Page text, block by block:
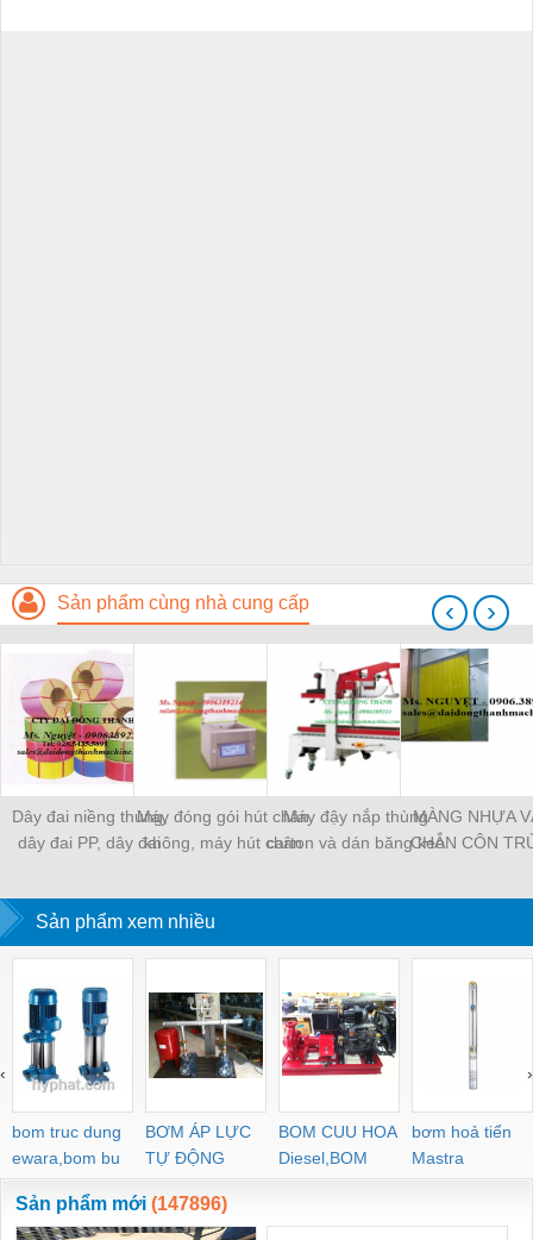
Sản phẩm cùng nhà cung cấp
Dây đai niềng thùng,
dây đai PP, dây đai
Máy đóng gói hút chân
không, máy hút chân
Máy đậy nắp thùng
carton và dán băng keo
MÀNG NHỰA
CHẮN CÔN
KHO LẠNH,
‹ ›
Sản phẩm xem nhiều
bom truc dung
ewara,bom bu
ewara
BƠM ÁP LỰC
TỰ ĐỘNG
BOM CUU HOA
Diesel,BOM
CHUA CHAY
bơm hoả tiển
Mastra
‹ ›
Sản phẩm mới (147896)